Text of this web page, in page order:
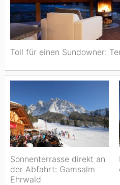
Toll für einen Sundowner:
Sonnenterrasse direkt an
der Abfahrt: Gamsalm
Ehrwald